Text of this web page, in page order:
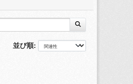
並び順